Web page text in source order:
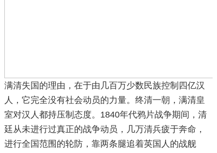
满清失国的理由，在于由几百万少数民族控制四亿汉
人，它完全没有社会动员的力量。终清一朝，满清皇
室对汉人都持压制态度。1840年代鸦片战争期间，清
廷从未进行过真正的战争动员，几万清兵疲于奔命，
进行全国范围的轮防，靠两条腿追着英国人的战舰